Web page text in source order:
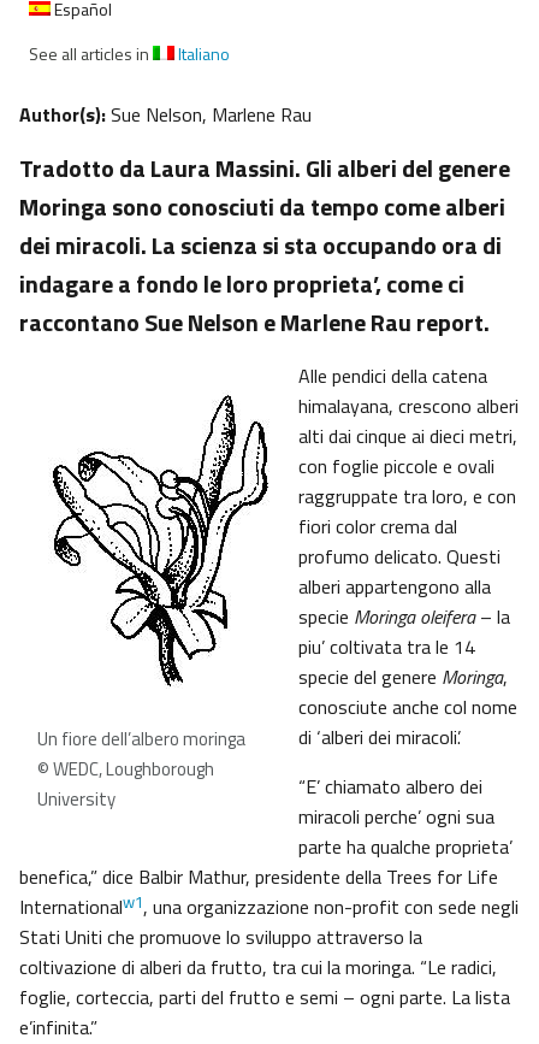
Español
See all articles in
Italiano
Author(s):Sue Nelson, Marlene Rau
Tradotto da Laura Massini. Gli alberi del genere
Moringa sono conosciuti da tempo come alberi
dei miracoli. La scienza si sta occupando ora di
indagare a fondo le loro proprieta’, come ci
raccontano Sue Nelson e Marlene Rau report.
Un fiore dell’albero moringa
© WEDC, Loughborough
University
Alle pendici della catena
himalayana, crescono alberi
alti dai cinque ai dieci metri,
con foglie piccole e ovali
raggruppate tra loro, e con
fiori color crema dal
profumo delicato. Questi
alberi appartengono alla
specie Moringa oleifera– la
piu’ coltivata tra le 14
specie del genere Moringa,
conosciute anche col nome
di ‘alberi dei miracoli’.
“E’ chiamato albero dei
miracoli perche’ ogni sua
parte ha qualche proprieta’
benefica,” dice Balbir Mathur, presidente della Trees for Life
Internationalw1, una organizzazione non-profit con sede negli
Stati Uniti che promuove lo sviluppo attraverso la
coltivazione di alberi da frutto, tra cui la moringa. “Le radici,
foglie, corteccia, parti del frutto e semi – ogni parte. La lista
e’infinita.”